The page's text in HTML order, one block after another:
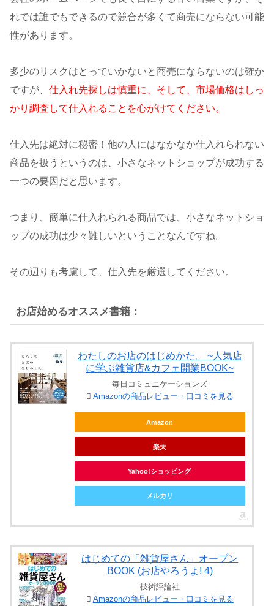
れでは誰でもできるので競合が多くて商売にならない可能
性があります。
多少のリスクはとっていかないと商売にならないのは確か
ですが、 仕入れ先探しは慎重に、そして、市場価格はしっ
かり調査して仕入れることを心がけてください。
仕入先は絶対に秘密！他の人にはなかなか仕入れられない
商品を扱うというのは、小さなネットショップが成功する
一つの要因だと思います。
つまり、簡単に仕入れられる商品では、小さなネットショ
ップの成功は少々難しいということなんですね。
その辺りも考慮して、仕入先を厳選してください。
お店始めるオススメ書籍：
わたしのお店のはじめかた。 ~人気店
に学ぶ雑貨店&カフェ開業BOOK~
毎日コミュニケーションズ
Amazonの商品レビュー・口コミを見る
Amazon
楽天
Yahoo!ショッピング
メルカリ
はじめての「雑貨屋さん」オープン
BOOK (お店やろうよ! 4)
技術評論社
Amazonの商品レビュー・口コミを見る